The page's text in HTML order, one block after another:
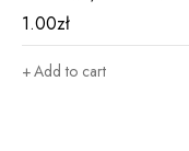
srebrne M21
1.00zł
Add to cart